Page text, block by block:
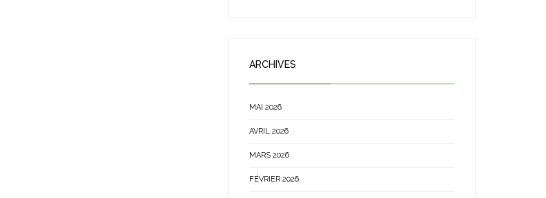
ARCHIVES
MAI 2026
AVRIL 2026
MARS 2026
FÉVRIER 2026